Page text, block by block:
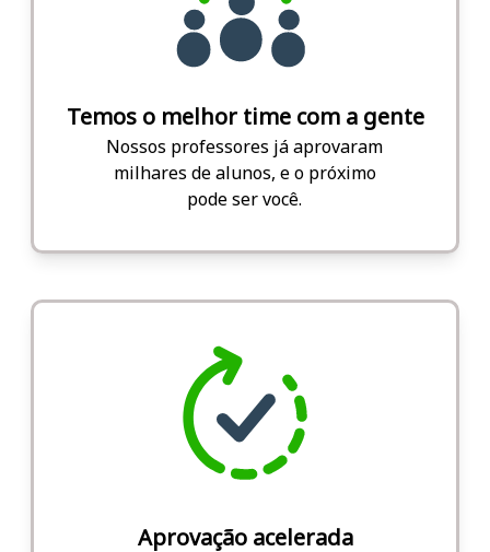
Temos o melhor time com a gente
Nossos professores já aprovaram
milhares de alunos, e o próximo
pode ser você.
Aprovação acelerada